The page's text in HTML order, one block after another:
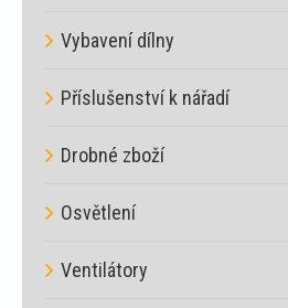
Vybavení dílny
Příslušenství k nářadí
Drobné zboží
Osvětlení
Ventilátory